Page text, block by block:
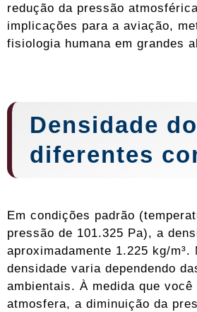
redução da pressão
implicações para a aviação,
fisiologia humana em grandes
Densidade
diferentes
Em condições padrão
pressão de 101.325 Pa), a
aproximadamente 1.225 kg/
densidade varia dependendo
ambientais. À medida que você
atmosfera, a diminuição da